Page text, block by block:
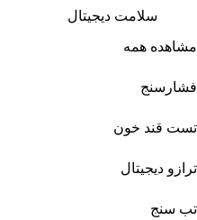
سلامت دیجیتال
مشاهده همه
فشارسنج
تست قند خون
ترازو دیجیتال
تب سنج